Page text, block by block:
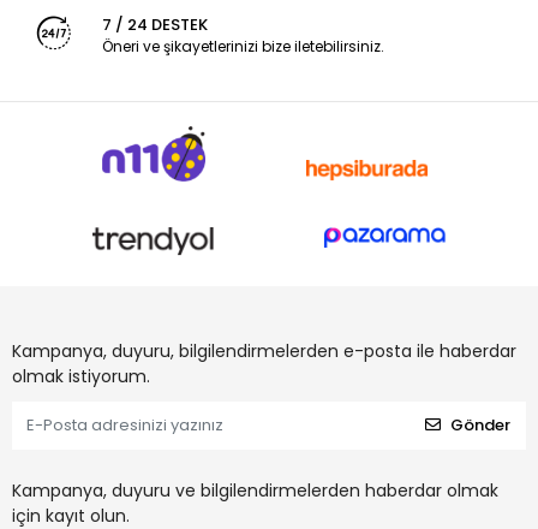
7 / 24 DESTEK
Öneri ve şikayetlerinizi bize iletebilirsiniz.
Kampanya, duyuru, bilgilendirmelerden e-posta ile haberdar
olmak istiyorum.
Gönder
Kampanya, duyuru ve bilgilendirmelerden haberdar olmak
için kayıt olun.